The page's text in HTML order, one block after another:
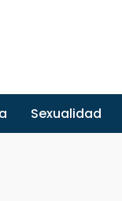
Sexualidad